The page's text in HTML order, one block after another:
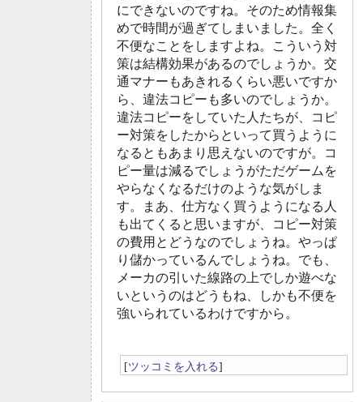
にできないのですね。そのため情報集
めで時間が過ぎてしまいました。全く
不便なことをしますよね。こういう対
策は結構効果があるのでしょうか。交
通マナーもあきれるくらい悪いですか
ら、違法コピーも多いのでしょうか。
違法コピーをしていた人たちが、コピ
ー対策をしたからといって買うように
なるともあまり思えないのですが。コ
ピー量は減るでしょうがただゲームを
やらなくなるだけのような気がしま
す。まあ、仕方なく買うようになる人
も出てくると思いますが、コピー対策
の費用とどうなのでしょうね。やっぱ
り儲かっているんでしょうね。でも、
メーカの引いた線路の上でしか遊べな
いというのはどうもね、しかも不便を
強いられているわけですから。
[ツッコミを入れる]